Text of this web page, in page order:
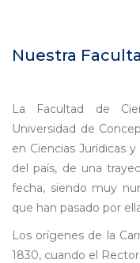
Nuestra
La Facultad de
Universidad de
en Ciencias Jurídicas
del país, de una
fecha, siendo muy
que han pasado por
Los orígenes de la
1830, cuando el